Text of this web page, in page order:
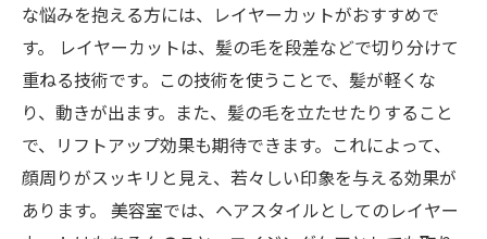
な悩みを抱える方には、レイヤーカットがおすすめで
す。 レイヤーカットは、髪の毛を段差などで切り分けて
重ねる技術です。この技術を使うことで、髪が軽くな
り、動きが出ます。また、髪の毛を立たせたりすること
で、リフトアップ効果も期待できます。これによって、
顔周りがスッキリと見え、若々しい印象を与える効果が
あります。 美容室では、ヘアスタイルとしてのレイヤー